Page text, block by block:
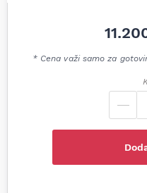
* Cena važi samo za